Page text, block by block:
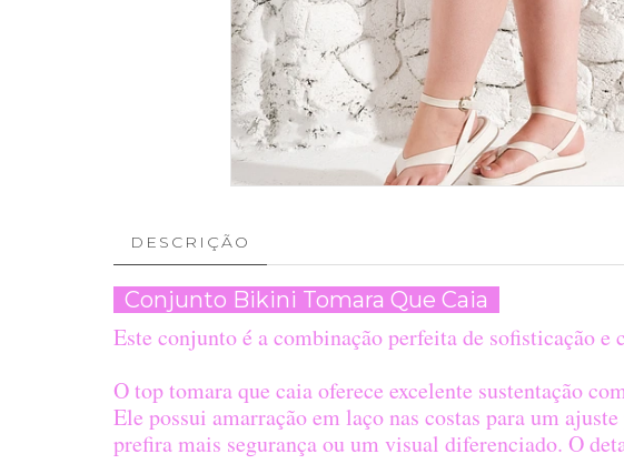
DESCRIÇÃO
Conjunto Bikini Tomara Que Caia
Este conjunto é a combinação perfeita de sofisticação e
O top tomara que caia oferece excelente sustentação
Ele possui amarração em laço nas costas para um
prefira mais segurança ou um visual diferenciado. O